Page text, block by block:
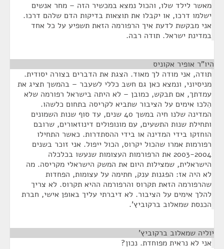
מאשר לילד שלו, והכול נמצא במכשיר הזה – מחר אנשים
ישלמו דרכו, או יקבלו את תוצאות בדיקות הדם שלהם דרכו.
אני מבקשת לדעת איך הרפורמה הזאת תשפיע על כל אחד
במדינת ישראל. תודה רבה.
היו"ר אופיר אקוניס
תודה, אני מודה לך מאוד. הצגת את הדברים בצורה יסודית.
מניסיוני, ונמצא כאן גם חשב כללי לשעבר – בהמשך תציג את
עמדתך, אם תבקש, כמובן – לא היתה בישראל רפורמה שלא
הִלכו אימים על הציבור שתביא לקריסה בתחום כלשהו.
המדינה שלנו חיה במשך 40 שנים, עד סוף שנות השמונים
ותחילת שנות התשעים, עם מונופולים דינוזאורים, שרובם
הוחזקו בידי המדינה או בידי ההסתדרות. כאשר התחילו
רפורמות אמרו שהכול יקרוס, הכול ייפול. אני זוכר בשנים
2003-2004 את הרפורמות העצומות שנעשו בכלכלה
הישראלית, שמצילות היום את המשק הישראלי מקריסה. מה
לא היה אז: הפגנות ענק, חתימה על עצומות, הפחדות
שהרפורמה הזאת תקרוס והרפורמה ההיא תקרוס. לא צריך
להלך אימים על הציבור. לא דיברתי עליך באופן אישי, חברת
הכנסת שמאלוב ברקוביץ'.
יוליה שמאלוב ברקוביץ'
אני לא נראית מפוחדת. נכון?